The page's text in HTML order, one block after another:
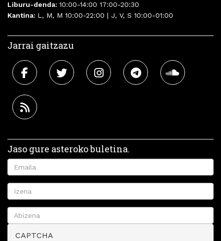
Liburu-denda: 10:00-14:00 17:00-20:30
Kantina: L, M, M 10:00-22:00 | J, V, S 10:00-01:00
Jarrai gaitzazu
Jaso gure asteroko buletina.
CAPTCHA